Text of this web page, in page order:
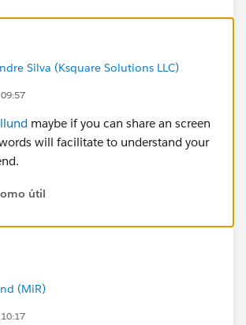
Silva (Ksquare Solutions LLC)
maybe if you can share an screen
will facilitate to understand your
útil
(MiR)